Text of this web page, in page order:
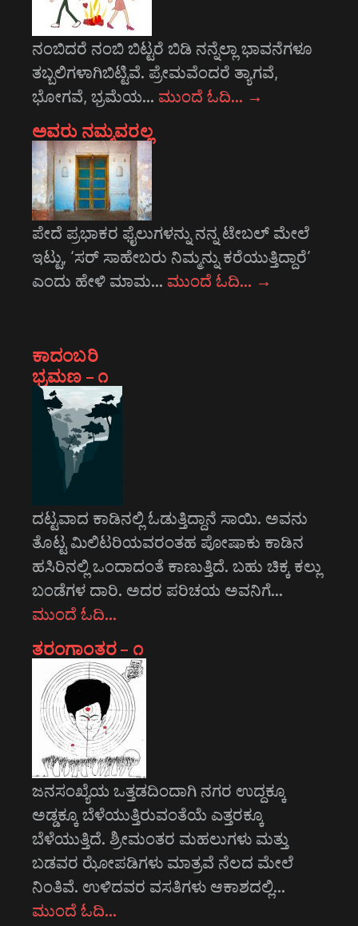
ನಂಬಿದರೆ ನಂಬಿ ಬಿಟ್ಟರೆ ಬಿಡಿ ನನ್ನೆಲ್ಲಾ ಭಾವನೆಗಳೂ
ತಬ್ಬಲಿಗಳಾಗಿಬಿಟ್ಟಿವೆ. ಪ್ರೇಮವೆಂದರೆ ತ್ಯಾಗವೆ,
ಭೋಗವೆ, ಭ್ರಮೆಯ… ಮುಂದೆ ಓದಿ… →
ಅವರು ನಮ್ಮವರಲ್ಲ
ಪೇದೆ ಪ್ರಭಾಕರ ಫೈಲುಗಳನ್ನು ನನ್ನ ಟೇಬಲ್ ಮೇಲೆ
ಇಟ್ಟು, ‘ಸರ್ ಸಾಹೇಬರು ನಿಮ್ಮನ್ನು ಕರೆಯುತ್ತಿದ್ದಾರೆ’
ಎಂದು ಹೇಳಿ ಮಾಮ… ಮುಂದೆ ಓದಿ… →
ಕಾದಂಬರಿ
ಭ್ರಮಣ – ೧
ದಟ್ಟವಾದ ಕಾಡಿನಲ್ಲಿ ಓಡುತ್ತಿದ್ದಾನೆ ಸಾಯಿ. ಅವನು
ತೊಟ್ಟ ಮಿಲಿಟರಿಯವರಂತಹ ಪೋಷಾಕು ಕಾಡಿನ
ಹಸಿರಿನಲ್ಲಿ ಒಂದಾದಂತೆ ಕಾಣುತ್ತಿದೆ. ಬಹು ಚಿಕ್ಕ ಕಲ್ಲು
ಬಂಡೆಗಳ ದಾರಿ. ಅದರ ಪರಿಚಯ ಅವನಿಗೆ…
ಮುಂದೆ ಓದಿ…
ತರಂಗಾಂತರ – ೧
ಜನಸಂಖ್ಯೆಯ ಒತ್ತಡದಿಂದಾಗಿ ನಗರ ಉದ್ದಕ್ಕೂ
ಅಡ್ಡಕ್ಕೂ ಬೆಳೆಯುತ್ತಿರುವಂತೆಯೆ ಎತ್ತರಕ್ಕೂ
ಬೆಳೆಯುತ್ತಿದೆ. ಶ್ರೀಮಂತರ ಮಹಲುಗಳು ಮತ್ತು
ಬಡವರ ಝೋಪಡಿಗಳು ಮಾತ್ರವೆ ನೆಲದ ಮೇಲೆ
ನಿಂತಿವೆ. ಉಳಿದವರ ವಸತಿಗಳು ಆಕಾಶದಲ್ಲಿ…
ಮುಂದೆ ಓದಿ…